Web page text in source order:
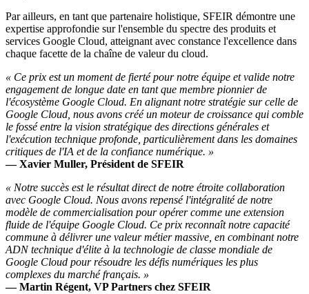
Par ailleurs, en tant que partenaire holistique, SFEIR démontre une
expertise approfondie sur l'ensemble du spectre des produits et
services Google Cloud, atteignant avec constance l'excellence dans
chaque facette de la chaîne de valeur du cloud.
« Ce prix est un moment de fierté pour notre équipe et valide notre
engagement de longue date en tant que membre pionnier de
l'écosystème Google Cloud. En alignant notre stratégie sur celle de
Google Cloud, nous avons créé un moteur de croissance qui comble
le fossé entre la vision stratégique des directions générales et
l'exécution technique profonde, particulièrement dans les domaines
critiques de l'IA et de la confiance numérique. »
— Xavier Muller, Président de SFEIR
« Notre succès est le résultat direct de notre étroite collaboration
avec Google Cloud. Nous avons repensé l'intégralité de notre
modèle de commercialisation pour opérer comme une extension
fluide de l'équipe Google Cloud. Ce prix reconnaît notre capacité
commune à délivrer une valeur métier massive, en combinant notre
ADN technique d'élite à la technologie de classe mondiale de
Google Cloud pour résoudre les défis numériques les plus
complexes du marché français. »
— Martin Régent, VP Partners chez SFEIR